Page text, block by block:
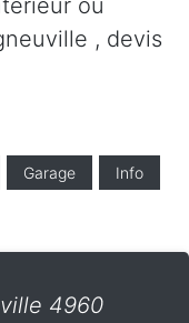
ou
, devis
Garage Info
4960